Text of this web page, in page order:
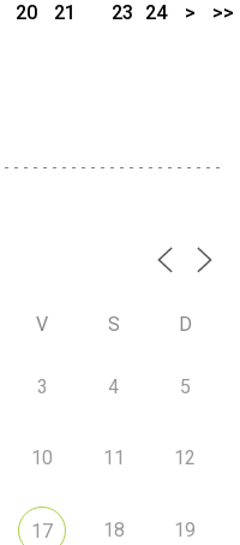
20
21
23 24 > >>
V S D
3 4 5
10 11 12
17 18 19